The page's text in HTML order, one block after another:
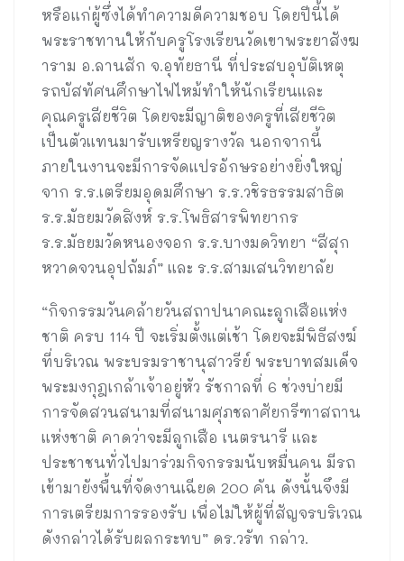
หรือแก่ผู้ซึ่งได้ทำความดีความชอบ โดยปีนี้ได้
พระราชทานให้กับครูโรงเรียนวัดเขาพระยาสังฆ
าราม อ.ลานสัก จ.อุทัยธานี ที่ประสบอุบัติเหตุ
รถบัสทัศนศึกษาไฟไหม้ทำให้นักเรียนและ
คุณครูเสียชีวิต โดยจะมีญาติของครูที่เสียชีวิต
เป็นตัวแทนมารับเหรียญรางวัล นอกจากนี้
ภายในงานจะมีการจัดแปรอักษรอย่างยิ่งใหญ่
จาก ร.ร.เตรียมอุดมศึกษา ร.ร.วชิรธรรมสาธิต
ร.ร.มัธยมวัดสิงห์ ร.ร.โพธิสารพิทยากร
ร.ร.มัธยมวัดหนองจอก ร.ร.บางมดวิทยา “สีสุก
หวาดจวนอุปถัมภ์” และ ร.ร.สามเสนวิทยาลัย
“กิจกรรมวันคล้ายวันสถาปนาคณะลูกเสือแห่ง
ชาติ ครบ 114 ปี จะเริ่มตั้งแต่เช้า โดยจะมีพิธีสงฆ์
ที่บริเวณ พระบรมราชานุสาวรีย์ พระบาทสมเด็จ
พระมงกุฎเกล้าเจ้าอยู่หัว รัชกาลที่ 6 ช่วงบ่ายมี
การจัดสวนสนามที่สนามศุภชลาศัยกรีฑาสถาน
แห่งชาติ คาดว่าจะมีลูกเสือ เนตรนารี และ
ประชาชนทั่วไปมาร่วมกิจกรรมนับหมื่นคน มีรถ
เข้ามายังพื้นที่จัดงานเฉียด 200 คัน ดังนั้นจึงมี
การเตรียมการรองรับ เพื่อไม่ให้ผู้ที่สัญจรบริเวณ
ดังกล่าวได้รับผลกระทบ” ดร.วรัท กล่าว.